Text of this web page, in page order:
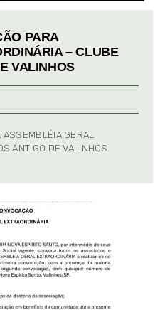
PARA
– CLUBE
VALINHOS
ASSEMBLÉIA GERAL
ANTIGO DE VALINHOS